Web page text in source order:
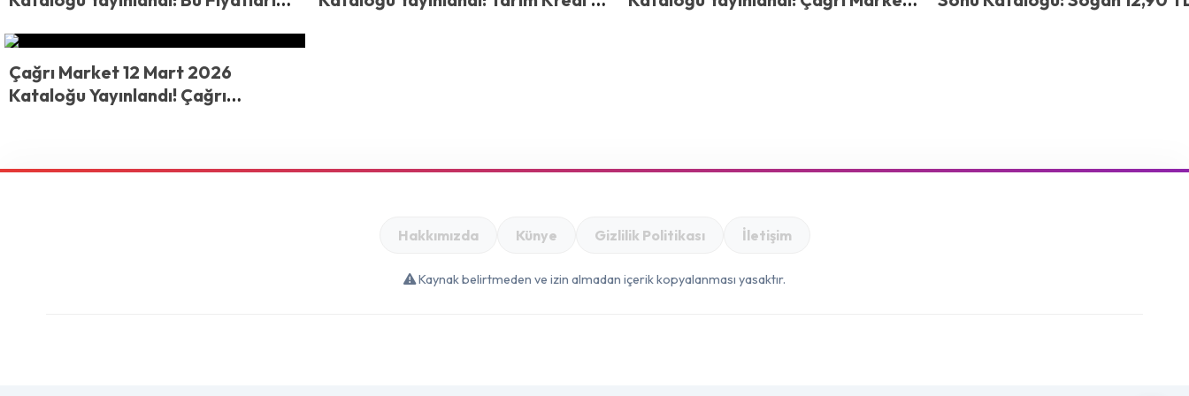
Büyük İndirim
Çağrı Market 12 Mart 2026
Kataloğu Yayınlandı! Çağrı
İndirime Girdi
Hakkımızda Künye Gizlilik Politikası İletişim
Kaynak belirtmeden ve izin almadan içerik kopyalanması yasaktır.